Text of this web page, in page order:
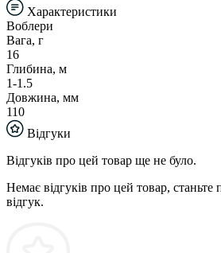
Характеристики
Воблери
Вага, г
16
Глибина, м
1-1.5
Довжина, мм
110
Відгуки
Відгуків про цей товар ще не було.
Немає відгуків про цей товар,
відгук.